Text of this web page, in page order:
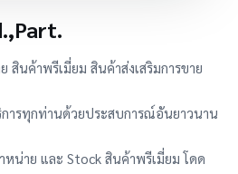
สินค้าพรีเมี่ยม สินค้าส่งเสริมการขาย
ารทุกท่านด้วยประสบการณ์อันยาวนาน
หน่าย และ Stock สินค้าพรีเมี่ยม โดด